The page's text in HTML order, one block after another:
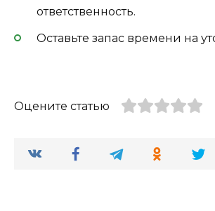
ответственность.
Оставьте запас времени на
Оцените статью